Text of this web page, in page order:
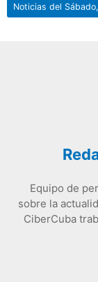
Noticias del
Equipo de
sobre la
CiberCuba